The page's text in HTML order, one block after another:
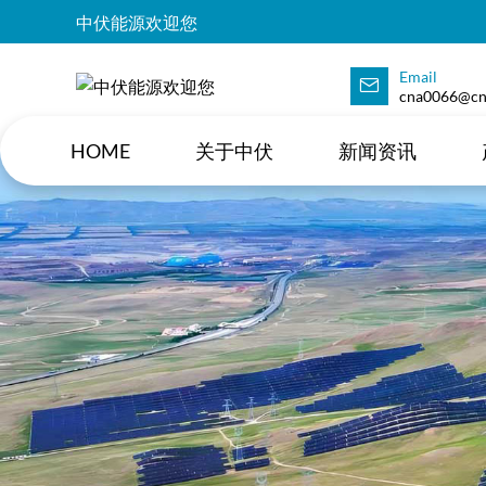
中伏能源欢迎您
Email
HOME 关于中伏 新闻资讯